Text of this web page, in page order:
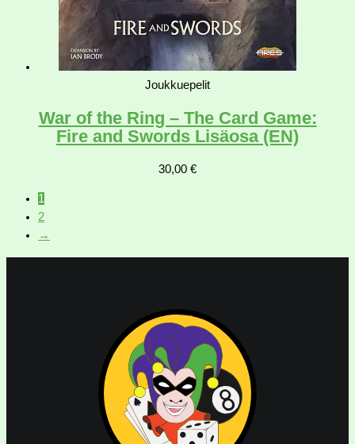
Joukkuepelit
War of the Ring – The Card Game:
Fire and Swords Lisäosa (EN)
30,00 €
1
2
→